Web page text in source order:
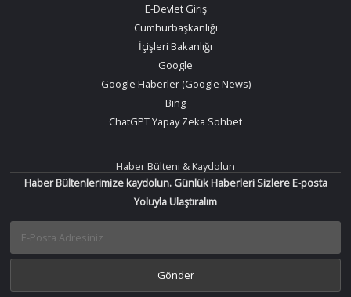
E-Devlet Giriş
Cumhurbaşkanlığı
İçişleri Bakanlığı
Google
Google Haberler (Google News)
Bing
ChatGPT Yapay Zeka Sohbet
Haber Bülteni & Kaydolun
Haber Bültenlerimize kaydolun. Günlük Haberleri Sizlere E-posta
Yoluyla Ulaştıralım